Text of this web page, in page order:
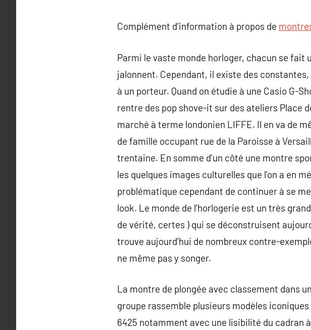
Complément d’information à propos de
Parmi le vaste monde horloger, chacun se fait
jalonnent. Cependant, il existe des
à un porteur. Quand on étudie à une Casio G-
rentre des pop shove-it sur des ateliers Place
marché à terme londonien LIFFE. Il en va de
de famille occupant rue de la Paroisse à
trentaine. En somme d’un côté une montre
les quelques images culturelles que l’on a en
problématique cependant de continuer à se
look. Le monde de l’horlogerie est un très
de vérité, certes ) qui se déconstruisent
trouve aujourd’hui de nombreux contre-
ne même pas y songer.
La montre de plongée avec classement dans
groupe rassemble plusieurs modèles
6425 notamment avec une lisibilité du cadran